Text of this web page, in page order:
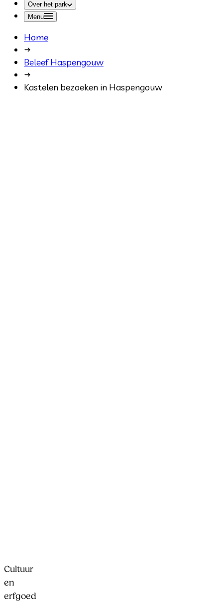
Over het park
Menu
Home
Beleef Haspengouw
Kastelen bezoeken in Haspengouw
Cultuur
en
erfgoed